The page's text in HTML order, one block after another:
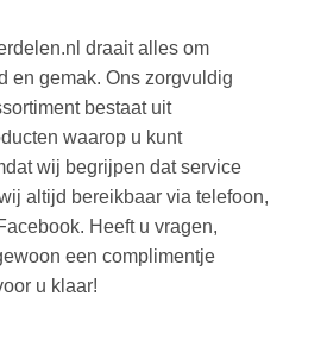
draait alles om
en gemak. Ons zorgvuldig
bestaat uit
waarop u kunt
wij begrijpen dat service
altijd bereikbaar via telefoon,
Heeft u vragen,
een complimentje
u klaar!